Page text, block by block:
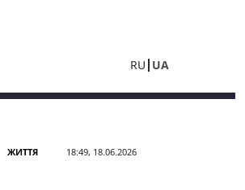
RU UA
ЖИТТЯ 18:49, 18.06.2026